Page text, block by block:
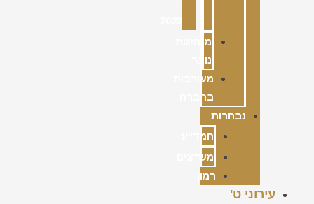
מנהיגות
נוער
מעורבות
בחברה
נבחרות
חמד"ע
מש"צים
רמון
עירוני ט'